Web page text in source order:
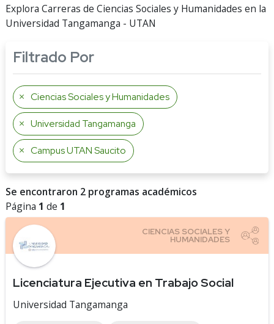
Explora Carreras de Ciencias Sociales y Humanidades en la
Universidad Tangamanga - UTAN
Filtrado Por
Ciencias Sociales y Humanidades
Universidad Tangamanga
Campus UTAN Saucito
Se encontraron 2 programas académicos
Página 1 de 1
Licenciatura Ejecutiva en Trabajo Social
Universidad Tangamanga